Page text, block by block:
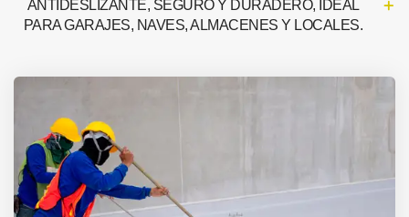
ANTIDESLIZANTE, SEGURO Y DURADERO, IDEAL
PARA GARAJES, NAVES, ALMACENES Y LOCALES.